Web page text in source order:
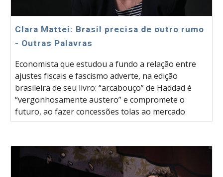
Clara Mattei: Brasil precisa de outro rumo
- Outras Palavras
Economista que estudou a fundo a relação entre
ajustes fiscais e fascismo adverte, na edição
brasileira de seu livro: “arcabouço” de Haddad é
“vergonhosamente austero” e compromete o
futuro, ao fazer concessões tolas ao mercado